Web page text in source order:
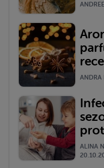
rece
ANDRA
ALINA